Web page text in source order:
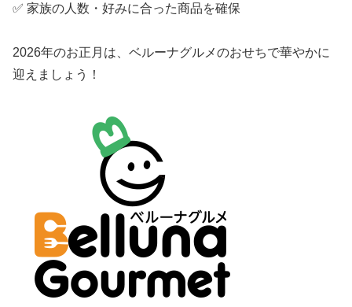
✅ 家族の人数・好みに合った商品を確保
2026年のお正月は、ベルーナグルメのおせちで華やかに
迎えましょう！